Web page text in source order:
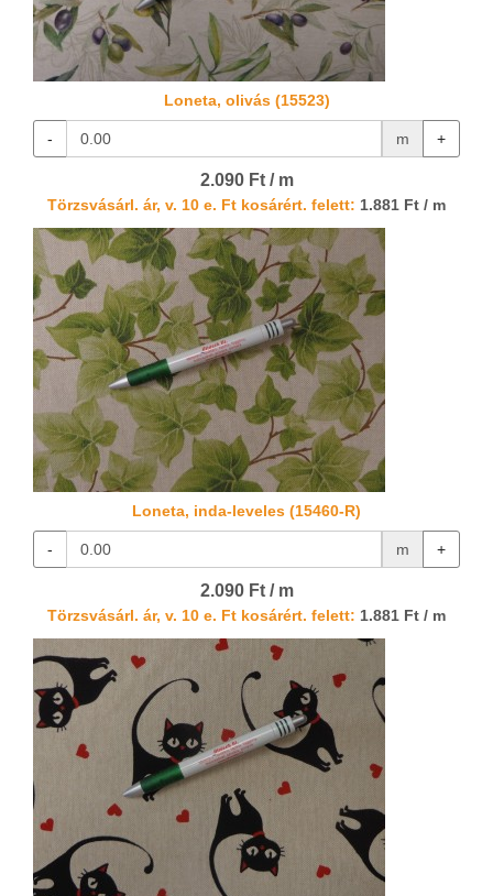
Loneta, olivás (15523)
- m +
2.090 Ft / m
Törzsvásárl. ár, v. 10 e. Ft kosárért. felett: 1.881 Ft / m
Loneta, inda-leveles (15460-R)
- m +
2.090 Ft / m
Törzsvásárl. ár, v. 10 e. Ft kosárért. felett: 1.881 Ft / m